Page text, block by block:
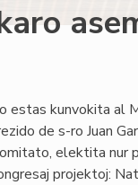
estas kunvokita al
de s-ro Juan
elektita nur
projektoj: